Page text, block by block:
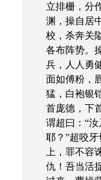
立排栅，分
渊，操自居
校，杀奔关
各布阵势。
兵，人人勇
面如傅粉，
猛，白袍银
首庞德，下
谓超曰：“
耶？”超咬
上，罪不容
仇！吾当活